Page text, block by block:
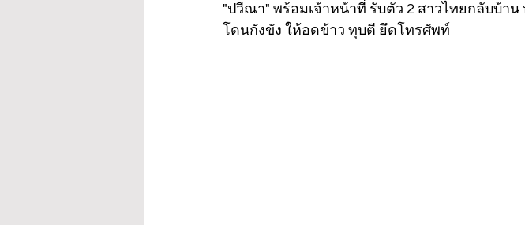
"ปวีณา" พร้อมเจ้าหน้าที่ รับตัว 2 สาวไทยกลับบ้า
โดนกังขัง ให้อดข้าว ทุบตี ยึดโทรศัพท์